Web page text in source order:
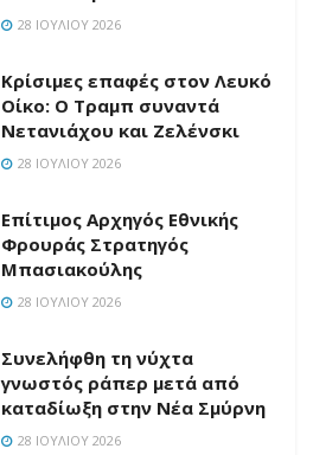
28 ΙΟΥΛΊΟΥ 2026
Κρίσιμες επαφές στον Λευκό
Οίκο: Ο Τραμπ συναντά
Νετανιάχου και Ζελένσκι
28 ΙΟΥΛΊΟΥ 2026
Επίτιμος Αρχηγός Εθνικής
Φρουράς Στρατηγός
Μπασιακούλης
28 ΙΟΥΛΊΟΥ 2026
Συνελήφθη τη νύχτα
γνωστός ράπερ μετά από
καταδίωξη στην Νέα Σμύρνη
28 ΙΟΥΛΊΟΥ 2026